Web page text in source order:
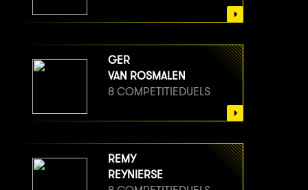
GER
VAN ROSMALEN
8 COMPETITIEDUELS
REMY
REYNIERSE